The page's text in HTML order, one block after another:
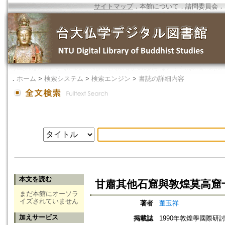
サイトマップ．本館について ． 諮問委員会 ．
． ホーム > 検索システム > 検索エンジン > 書誌の詳細内容
本文を読む
まだ本館にオーソラ
イズされていません
加えサービス
甘肅其他石窟與敦煌莫高
著者
董玉祥
掲載誌
1990年敦煌學國際研